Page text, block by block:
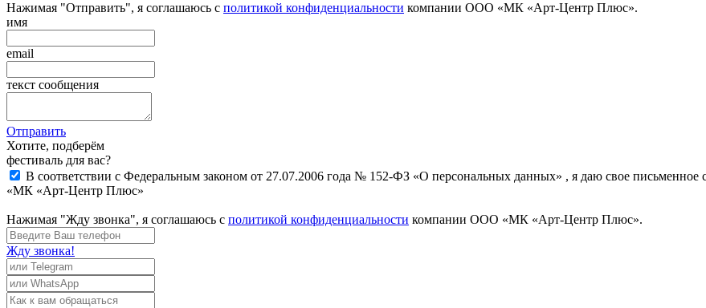
Нажимая "Отправить", я соглашаюсь с политикой конфиденциальности компании ООО «МК «Арт-Центр Плюс».
имя
email
текст сообщения
Отправить
Хотите, подберём
фестиваль для вас?
В соответствии с Федеральным законом от 27.07.2006 года № 152-ФЗ «О персональных данных» , я даю свое
«МК «Арт-Центр Плюс»
Нажимая "Жду звонка", я соглашаюсь с политикой конфиденциальности компании ООО «МК «Арт-Центр Плюс».
Жду звонка!